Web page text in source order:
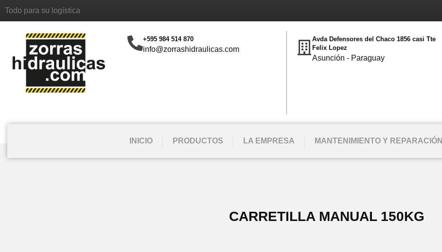
Todo para su logística
+595 984 514 870
info@zorrashidraulicas.com
Avda Defensores del Chaco 1856 casi Tte
Felix Lopez
Asunción - Paraguay
INICIO PRODUCTOS LA EMPRESA MANTENIMIENTO Y REPARACIÓN
CARRETILLA MANUAL 150KG